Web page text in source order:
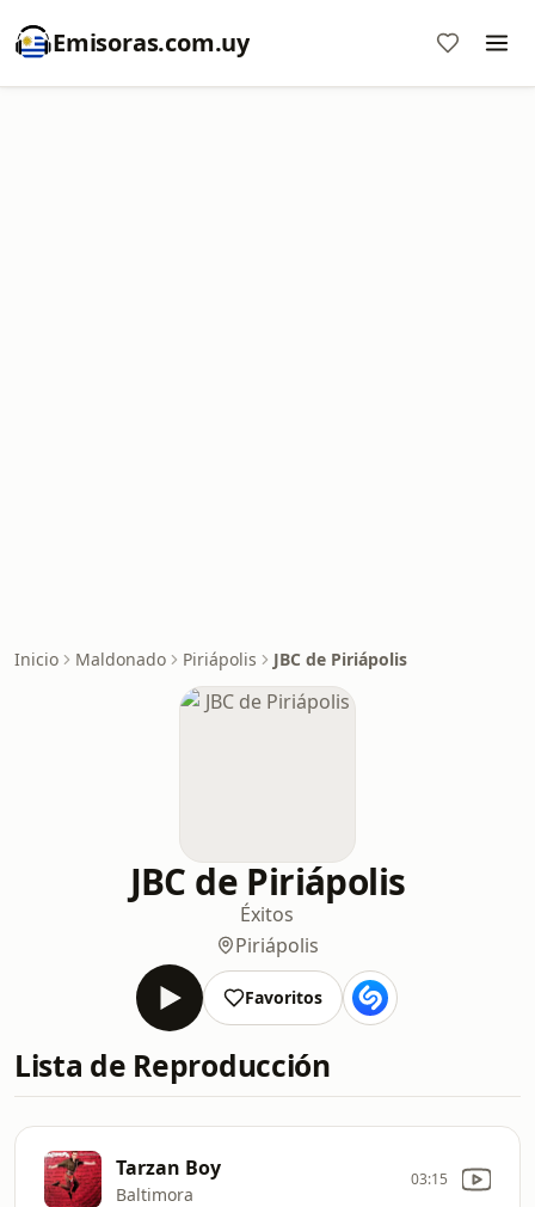
Emisoras.com.uy
Inicio Maldonado Piriápolis JBC de Piriápolis
JBC de Piriápolis
Éxitos
Piriápolis
Favoritos
Lista de Reproducción
Tarzan Boy
Baltimora
03:15